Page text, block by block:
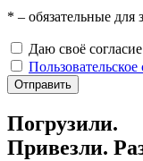
* – обязательные для
Даю своё
Отправить
Погрузили.
Привезли.